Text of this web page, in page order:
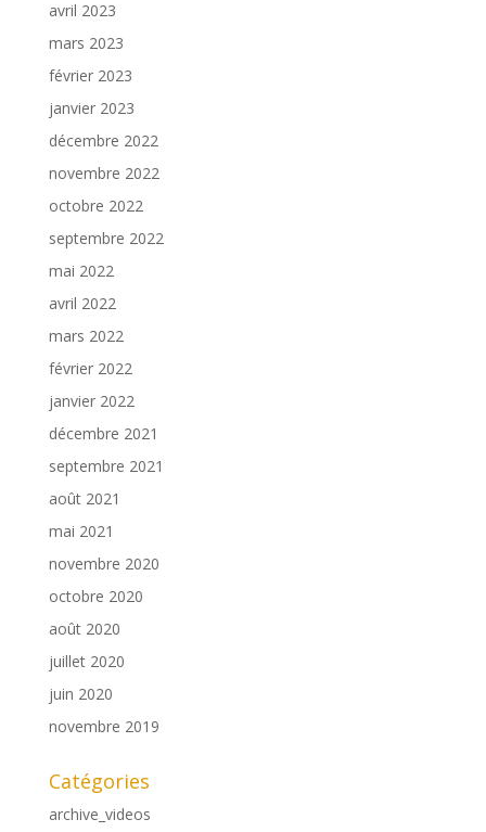
avril 2023
mars 2023
février 2023
janvier 2023
décembre 2022
novembre 2022
octobre 2022
septembre 2022
mai 2022
avril 2022
mars 2022
février 2022
janvier 2022
décembre 2021
septembre 2021
août 2021
mai 2021
novembre 2020
octobre 2020
août 2020
juillet 2020
juin 2020
novembre 2019
Catégories
archive_videos